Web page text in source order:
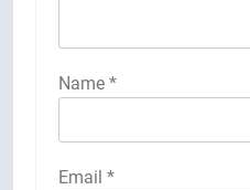
Name *
Email *